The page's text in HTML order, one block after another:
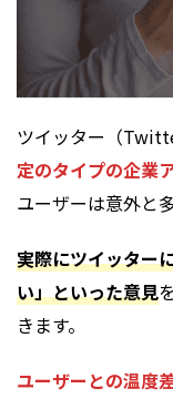
ツイッター（
定のタイプの企業
ユーザーは意外と
実際にツイッター
い」といった意見
きます。
ユーザーとの温度